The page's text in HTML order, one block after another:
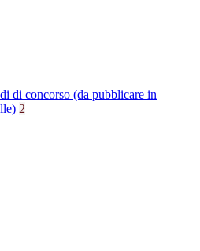
di concorso (da pubblicare in
2